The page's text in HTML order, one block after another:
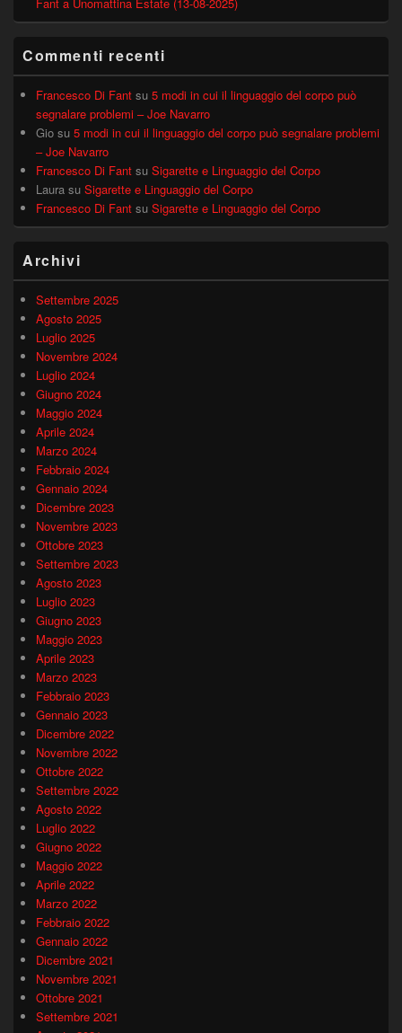
Fant a Unomattina Estate (13-08-2025)
Commenti recenti
Francesco Di Fant su 5 modi in cui il linguaggio del corpo può
segnalare problemi – Joe Navarro
Gio su 5 modi in cui il linguaggio del corpo può segnalare problemi
– Joe Navarro
Francesco Di Fant su Sigarette e Linguaggio del Corpo
Laura su Sigarette e Linguaggio del Corpo
Francesco Di Fant su Sigarette e Linguaggio del Corpo
Archivi
Settembre 2025
Agosto 2025
Luglio 2025
Novembre 2024
Luglio 2024
Giugno 2024
Maggio 2024
Aprile 2024
Marzo 2024
Febbraio 2024
Gennaio 2024
Dicembre 2023
Novembre 2023
Ottobre 2023
Settembre 2023
Agosto 2023
Luglio 2023
Giugno 2023
Maggio 2023
Aprile 2023
Marzo 2023
Febbraio 2023
Gennaio 2023
Dicembre 2022
Novembre 2022
Ottobre 2022
Settembre 2022
Agosto 2022
Luglio 2022
Giugno 2022
Maggio 2022
Aprile 2022
Marzo 2022
Febbraio 2022
Gennaio 2022
Dicembre 2021
Novembre 2021
Ottobre 2021
Settembre 2021